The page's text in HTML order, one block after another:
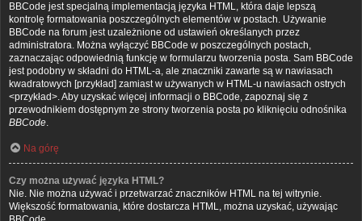
BBCode jest specjalną implementacją języka HTML, która daje lepszą
kontrolę formatowania poszczególnych elementów w postach. Używanie
BBCode na forum jest uzależnione od ustawień określanych przez
administratora. Można wyłączyć BBCode w poszczególnych postach,
zaznaczając odpowiednią funkcję w formularzu tworzenia posta. Sam BBCode
jest podobny w składni do HTML-a, ale znaczniki zawarte są w nawiasach
kwadratowych [przykład] zamiast w używanych w HTML-u nawiasach ostrych
<przykład>. Aby uzyskać więcej informacji o BBCode, zapoznaj się z
przewodnikiem dostępnym ze strony tworzenia posta po kliknięciu odnośnika
BBCode.
Na górę
Czy można używać języka HTML?
Nie. Nie można używać i przetwarzać znaczników HTML na tej witrynie.
Większość formatowania, które dostarcza HTML, można uzyskać, używając